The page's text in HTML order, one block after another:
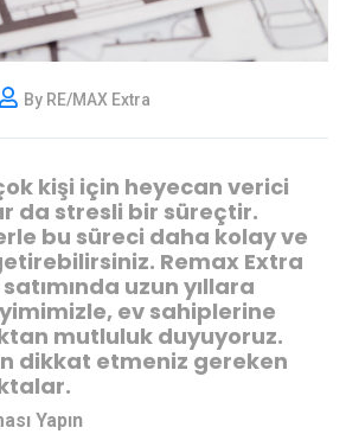
By RE/MAX Extra
kişi için heyecan verici
da stresli bir süreçtir.
bu süreci daha kolay ve
Remax Extra
uzun yıllara
ev sahiplerine
mutluluk duyuyoruz.
dikkat etmeniz gereken
Yapın